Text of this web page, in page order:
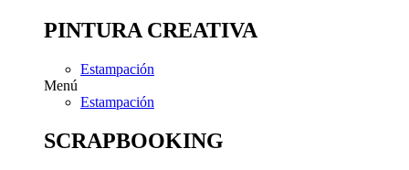
PINTURA CREATIVA
Estampación
Menú
Estampación
SCRAPBOOKING